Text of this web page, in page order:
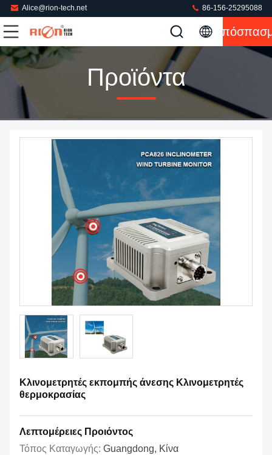
Alice@rion-tech.net 86-156-25295088
Προϊόντα
Κλινομετρητές εκπομπής άνεσης Κλινομετρητές
θερμοκρασίας
Λεπτομέρειες Προιόντος
Τόπος Καταγωγής: Guangdong, Κίνα